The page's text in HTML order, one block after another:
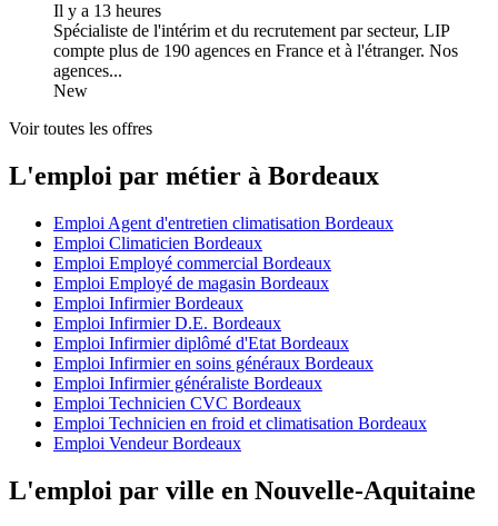
Il y a 13 heures
Spécialiste de l'intérim et du recrutement par secteur, LIP
compte plus de 190 agences en France et à l'étranger. Nos
agences...
New
Voir toutes les offres
L'emploi par métier à Bordeaux
Emploi Agent d'entretien climatisation Bordeaux
Emploi Climaticien Bordeaux
Emploi Employé commercial Bordeaux
Emploi Employé de magasin Bordeaux
Emploi Infirmier Bordeaux
Emploi Infirmier D.E. Bordeaux
Emploi Infirmier diplômé d'Etat Bordeaux
Emploi Infirmier en soins généraux Bordeaux
Emploi Infirmier généraliste Bordeaux
Emploi Technicien CVC Bordeaux
Emploi Technicien en froid et climatisation Bordeaux
Emploi Vendeur Bordeaux
L'emploi par ville en Nouvelle-Aquitaine